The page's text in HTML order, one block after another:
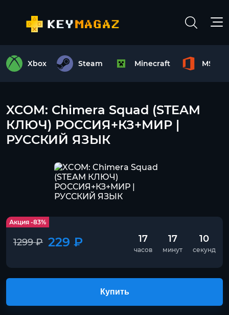
Xbox Steam Minecraft MS
XCOM: Chimera Squad (STEAM
КЛЮЧ) РОССИЯ+КЗ+МИР |
РУССКИЙ ЯЗЫК
Акция -83%
1299 ₽ 229 ₽ 17
часов
17
минут
10
секунд
Купить